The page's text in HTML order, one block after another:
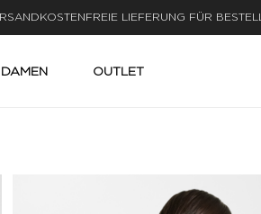
LIEFERUNG IN 1-3 WERKTAGEN
DAMEN OUTLET